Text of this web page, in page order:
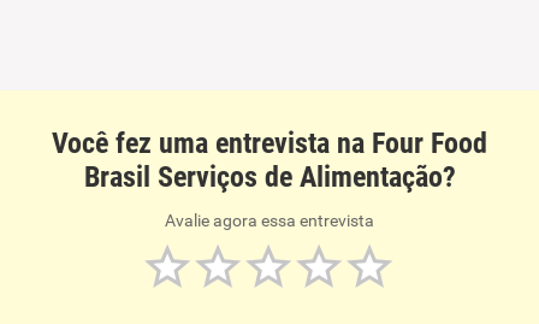
Você fez uma entrevista na Four Food
Brasil Serviços de Alimentação?
Avalie agora essa entrevista